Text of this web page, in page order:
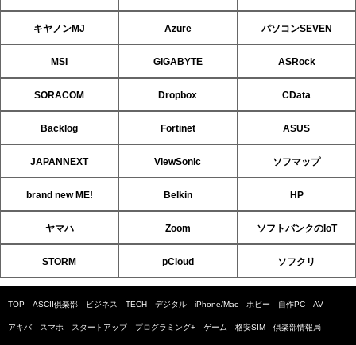
キヤノンMJ Azure パソコンSEVEN
MSI GIGABYTE ASRock
SORACOM Dropbox CData
Backlog Fortinet ASUS
JAPANNEXT ViewSonic ソフマップ
brand new ME! Belkin HP
ヤマハ Zoom ソフトバンクのIoT
STORM pCloud ソフクリ
TOP ASCII倶楽部 ビジネス TECH デジタル iPhone/Mac ホビー 自作PC AV
アキバ スマホ スタートアップ プログラミング+ ゲーム 格安SIM 倶楽部情報局